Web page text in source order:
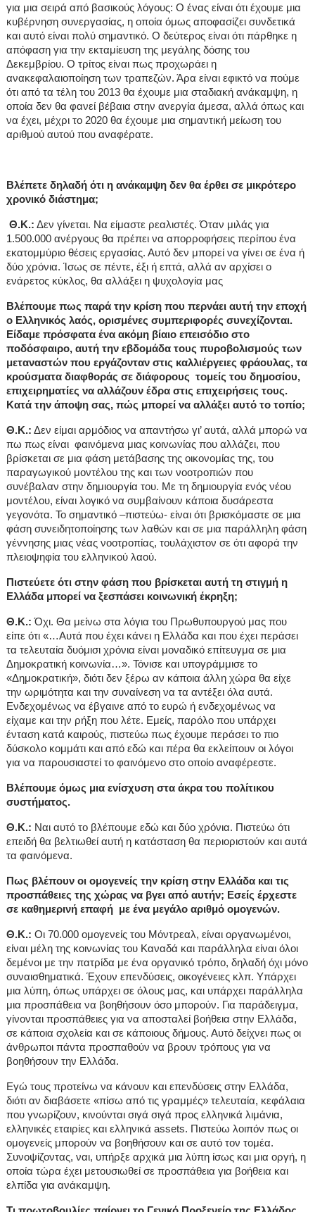
για μια σειρά από βασικούς λόγους: Ο ένας είναι ότι έχουμε μια
κυβέρνηση συνεργασίας, η οποία όμως αποφασίζει συνδετικά
και αυτό είναι πολύ σημαντικό. Ο δεύτερος είναι ότι πάρθηκε η
απόφαση για την εκταμίευση της μεγάλης δόσης του
Δεκεμβρίου. Ο τρίτος είναι πως προχωράει η
ανακεφαλαιοποίηση των τραπεζών. Άρα είναι εφικτό να πούμε
ότι από τα τέλη του 2013 θα έχουμε μια σταδιακή ανάκαμψη, η
οποία δεν θα φανεί βέβαια στην ανεργία άμεσα, αλλά όπως και
να έχει, μέχρι το 2020 θα έχουμε μια σημαντική μείωση του
αριθμού αυτού που αναφέρατε.
Βλέπετε δηλαδή ότι η ανάκαμψη δεν θα έρθει σε μικρότερο
χρονικό διάστημα;
Θ.Κ.: Δεν γίνεται. Να είμαστε ρεαλιστές. Όταν μιλάς για
1.500.000 ανέργους θα πρέπει να απορροφήσεις περίπου ένα
εκατομμύριο θέσεις εργασίας. Αυτό δεν μπορεί να γίνει σε ένα ή
δύο χρόνια. Ίσως σε πέντε, έξι ή επτά, αλλά αν αρχίσει ο
ενάρετος κύκλος, θα αλλάξει η ψυχολογία μας
Βλέπουμε πως παρά την κρίση που περνάει αυτή την εποχή
ο Ελληνικός λαός, ορισμένες συμπεριφορές συνεχίζονται.
Είδαμε πρόσφατα ένα ακόμη βίαιο επεισόδιο στο
ποδόσφαιρο, αυτή την εβδομάδα τους πυροβολισμούς των
μεταναστών που εργάζονταν στις καλλιέργειες φράουλας, τα
κρούσματα διαφθοράς σε διάφορους τομείς του δημοσίου,
επιχειρηματίες να αλλάζουν έδρα στις επιχειρήσεις τους.
Κατά την άποψη σας, πώς μπορεί να αλλάξει αυτό το τοπίο;
Θ.Κ.: Δεν είμαι αρμόδιος να απαντήσω γι’ αυτά, αλλά μπορώ να
πω πως είναι φαινόμενα μιας κοινωνίας που αλλάζει, που
βρίσκεται σε μια φάση μετάβασης της οικονομίας της, του
παραγωγικού μοντέλου της και των νοοτροπιών που
συνέβαλαν στην δημιουργία του. Με τη δημιουργία ενός νέου
μοντέλου, είναι λογικό να συμβαίνουν κάποια δυσάρεστα
γεγονότα. Το σημαντικό –πιστεύω- είναι ότι βρισκόμαστε σε μια
φάση συνειδητοποίησης των λαθών και σε μια παράλληλη φάση
γέννησης μιας νέας νοοτροπίας, τουλάχιστον σε ότι αφορά την
πλειοψηφία του ελληνικού λαού.
Πιστεύετε ότι στην φάση που βρίσκεται αυτή τη στιγμή η
Ελλάδα μπορεί να ξεσπάσει κοινωνική έκρηξη;
Θ.Κ.: Όχι. Θα μείνω στα λόγια του Πρωθυπουργού μας που
είπε ότι «…Αυτά που έχει κάνει η Ελλάδα και που έχει περάσει
τα τελευταία δυόμισι χρόνια είναι μοναδικό επίτευγμα σε μια
Δημοκρατική κοινωνία…». Τόνισε και υπογράμμισε το
«Δημοκρατική», διότι δεν ξέρω αν κάποια άλλη χώρα θα είχε
την ωριμότητα και την συναίνεση να τα αντέξει όλα αυτά.
Ενδεχομένως να έβγαινε από το ευρώ ή ενδεχομένως να
είχαμε και την ρήξη που λέτε. Εμείς, παρόλο που υπάρχει
ένταση κατά καιρούς, πιστεύω πως έχουμε περάσει το πιο
δύσκολο κομμάτι και από εδώ και πέρα θα εκλείπουν οι λόγοι
για να παρουσιαστεί το φαινόμενο στο οποίο αναφέρεστε.
Βλέπουμε όμως μια ενίσχυση στα άκρα του πολίτικου
συστήματος.
Θ.Κ.: Ναι αυτό το βλέπουμε εδώ και δύο χρόνια. Πιστεύω ότι
επειδή θα βελτιωθεί αυτή η κατάσταση θα περιοριστούν και αυτά
τα φαινόμενα.
Πως βλέπουν οι ομογενείς την κρίση στην Ελλάδα και τις
προσπάθειες της χώρας να βγει από αυτήν; Εσείς έρχεστε
σε καθημερινή επαφή με ένα μεγάλο αριθμό ομογενών.
Θ.Κ.: Οι 70.000 ομογενείς του Μόντρεαλ, είναι οργανωμένοι,
είναι μέλη της κοινωνίας του Καναδά και παράλληλα είναι όλοι
δεμένοι με την πατρίδα με ένα οργανικό τρόπο, δηλαδή όχι μόνο
συναισθηματικά. Έχουν επενδύσεις, οικογένειες κλπ. Υπάρχει
μια λύπη, όπως υπάρχει σε όλους μας, και υπάρχει παράλληλα
μια προσπάθεια να βοηθήσουν όσο μπορούν. Για παράδειγμα,
γίνονται προσπάθειες για να αποσταλεί βοήθεια στην Ελλάδα,
σε κάποια σχολεία και σε κάποιους δήμους. Αυτό δείχνει πως οι
άνθρωποι πάντα προσπαθούν να βρουν τρόπους για να
βοηθήσουν την Ελλάδα.
Εγώ τους προτείνω να κάνουν και επενδύσεις στην Ελλάδα,
διότι αν διαβάσετε «πίσω από τις γραμμές» τελευταία, κεφάλαια
που γνωρίζουν, κινούνται σιγά σιγά προς ελληνικά λιμάνια,
ελληνικές εταιρίες και ελληνικάassets. Πιστεύω λοιπόν πως οι
ομογενείς μπορούν να βοηθήσουν και σε αυτό τον τομέα.
Συνοψίζοντας, ναι, υπήρξε αρχικά μια λύπη ίσως και μια οργή, η
οποία τώρα έχει μετουσιωθεί σε προσπάθεια για βοήθεια και
ελπίδα για ανάκαμψη.